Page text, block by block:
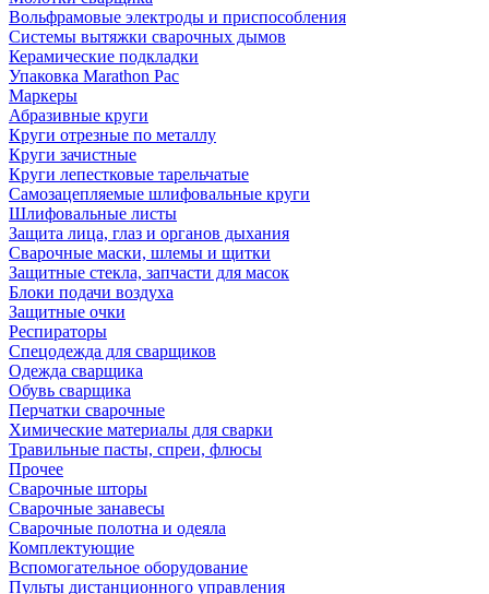
Вольфрамовые электроды и приспособления
Системы вытяжки сварочных дымов
Керамические подкладки
Упаковка Marathon Pac
Маркеры
Абразивные круги
Круги отрезные по металлу
Круги зачистные
Круги лепестковые тарельчатые
Самозацепляемые шлифовальные круги
Шлифовальные листы
Защита лица, глаз и органов дыхания
Сварочные маски, шлемы и щитки
Защитные стекла, запчасти для масок
Блоки подачи воздуха
Защитные очки
Респираторы
Спецодежда для сварщиков
Одежда сварщика
Обувь сварщика
Перчатки сварочные
Химические материалы для сварки
Травильные пасты, спреи, флюсы
Прочее
Сварочные шторы
Сварочные занавесы
Сварочные полотна и одеяла
Комплектующие
Вспомогательное оборудование
Пульты дистанционного управления